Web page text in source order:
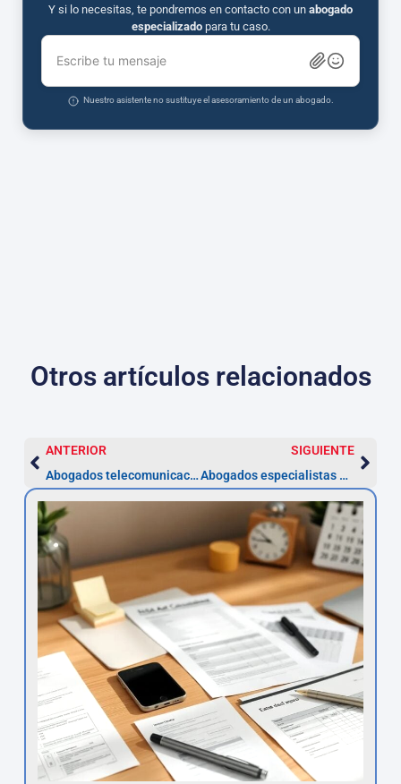
Y si lo necesitas, te pondremos en contacto con un abogado
especializadopara tu caso.
Escribe tu mensaje
Nuestro asistente no sustituye el asesoramiento de un abogado.
Otros artículos relacionados
ANTERIOR
Abogados telecomunicaciones en Segovia | Asesor.Legal
SIGUIENTE
Abogados especialistas en violencia de género en Segovia